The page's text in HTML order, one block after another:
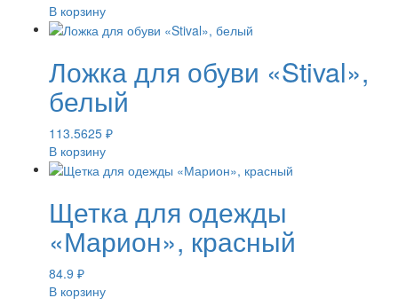
В корзину
Ложка для обуви «Stival»,
белый
113.5625 ₽
В корзину
Щетка для одежды
«Марион», красный
84.9 ₽
В корзину